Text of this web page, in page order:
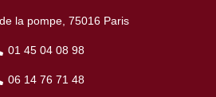
la pompe, 75016 Paris
01 45 04 08 98
06 14 76 71 48